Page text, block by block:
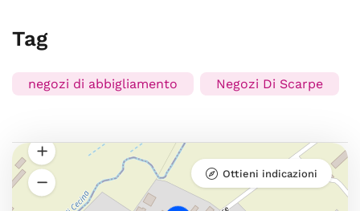
Tag
negozi di abbigliamento Negozi Di Scarpe
Ottieni indicazioni